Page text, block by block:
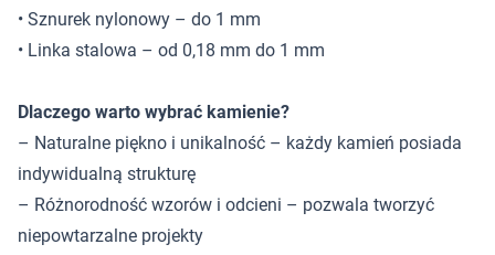
• Sznurek nylonowy – do 1 mm
• Linka stalowa – od 0,18 mm do 1 mm
Dlaczego warto wybrać kamienie?
– Naturalne piękno i unikalność – każdy kamień posiada
indywidualną strukturę
– Różnorodność wzorów i odcieni – pozwala tworzyć
niepowtarzalne projekty